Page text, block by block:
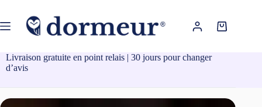
contenu
Panier
Livraison gratuite en point relais | 30 jours pour changer
d’avis